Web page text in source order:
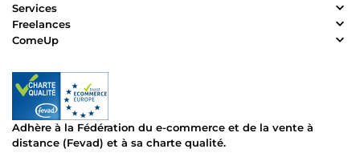
Services
Freelances
ComeUp
Adhère à la Fédération du e-commerce et de la vente à
distance (Fevad) et à sa charte qualité.